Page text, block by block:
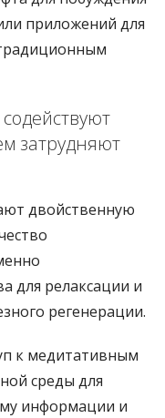
приложений для
затрудняют
двойственную
для релаксации и
регенерации.
к медитативным
среды для
информации и